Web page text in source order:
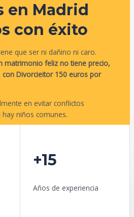
en Madrid
con éxito
que ser ni dañino ni caro.
matrimonio feliz no tiene precio,
Divorcieitor 150 euros por
en evitar conflictos
niños comunes.
+15
Años de experiencia